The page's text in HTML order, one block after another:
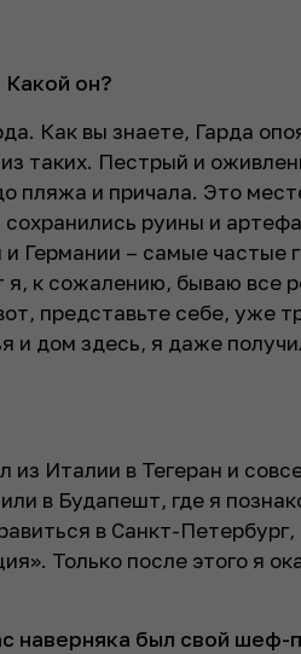
он?
Как вы знаете, Гарда
таких. Пестрый и
пляжа и причала. Это
руины и
Германии – самые частые
я, к сожалению, бываю все
представьте себе, уже
и дом здесь, я даже
из Италии в Тегеран и
в Будапешт, где я
в Санкт-Петербург,
Только после этого я
наверняка был свой шеф-